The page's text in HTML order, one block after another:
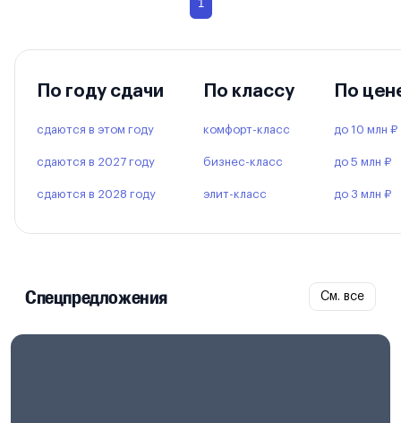
1
По году сдачи
сдаются в этом году
сдаются в 2027 году
сдаются в 2028 году
По классу
комфорт-класс
бизнес-класс
элит-класс
По
до 10 млн ₽
до 5 млн ₽
до 3 млн ₽
Спецпредложения См. все